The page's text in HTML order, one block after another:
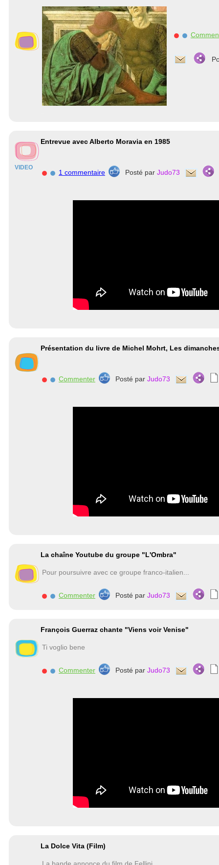
VIDEO
Entrevue avec Alberto Moravia en 1985
1 commentaire Posté par Judo73
Présentation du livre de Michel Mohrt, Les
Commenter Posté par Judo73
La chaîne Youtube du groupe "L'Ombra"
Pour poursuivre avec ce groupe franco-italien...
Commenter Posté par Judo73
François Guerraz chante "Viens voir Venise"
Ti voglio bene
Commenter Posté par Judo73
La Dolce Vita (Film)